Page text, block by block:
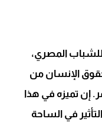
للشباب المصري،
الإنسان من
إن تميزه في هذا
في الساحة